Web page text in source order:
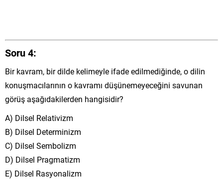
Soru 4:
Bir kavram, bir dilde kelimeyle ifade edilmediğinde, o dilin
konuşmacılarının o kavramı düşünemeyeceğini savunan
görüş aşağıdakilerden hangisidir?
A) Dilsel Relativizm
B) Dilsel Determinizm
C) Dilsel Sembolizm
D) Dilsel Pragmatizm
E) Dilsel Rasyonalizm